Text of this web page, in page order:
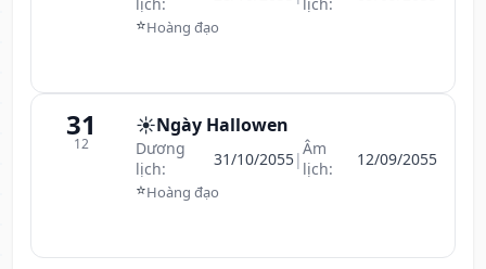
⭐Hoàng đạo
31
12
☀️Ngày Hallowen
Dương
lịch:
31/10/2055|Âm
lịch:
12/09/2055
⭐Hoàng đạo